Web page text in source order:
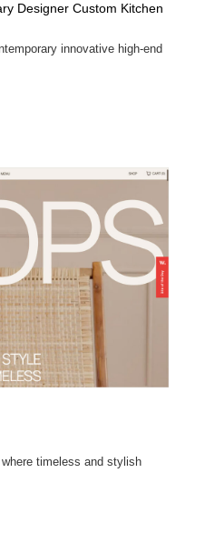
Designer Custom Kitchen
innovative high-end
timeless and stylish